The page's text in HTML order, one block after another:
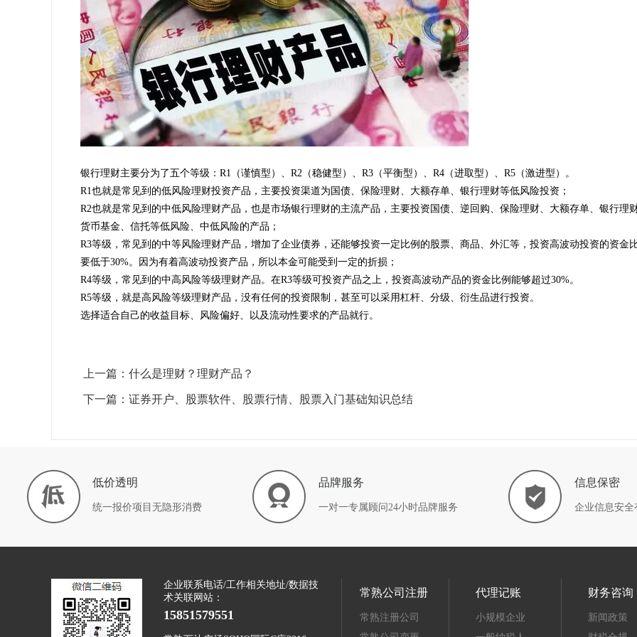
银行理财主要分为了五个等级：R1（谨慎型）、R2（稳健型）、R3（平衡型）、R4（进取型）、R5（激进型）。
R1也就是常见到的低风险理财投资产品，主要投资渠道为国债、保险理财、大额存单、银行理财等低风险投资；
R2也就是常见到的中低风险理财产品，也是市场银行理财的主流产品，主要投资国债、逆回购、保险理财、大额存单、银行理财
货币基金、信托等低风险、中低风险的产品；
R3等级，常见到的中等风险理财产品，增加了企业债券，还能够投资一定比例的股票、商品、外汇等，投资高波动投资的资金
要低于30%。因为有着高波动投资产品，所以本金可能受到一定的折损；
R4等级，常见到的中高风险等级理财产品。在R3等级可投资产品之上，投资高波动产品的资金比例能够超过30%。
R5等级，就是高风险等级理财产品，没有任何的投资限制，甚至可以采用杠杆、分级、衍生品进行投资。
选择适合自己的收益目标、风险偏好、以及流动性要求的产品就行。
上一篇：什么是理财？理财产品？
下一篇：证券开户、股票软件、股票行情、股票入门基础知识总结
低价透明
统一报价项目无隐形消费
品牌服务
一对一专属顾问24小时品牌服务
信息保密
企业信息安全
企业联系电话/工作相关地址/数据技
术关联网站：
15851579551
常熟公司注册
常熟注册公司
代理记账
小规模企业
财务咨询
新闻政策